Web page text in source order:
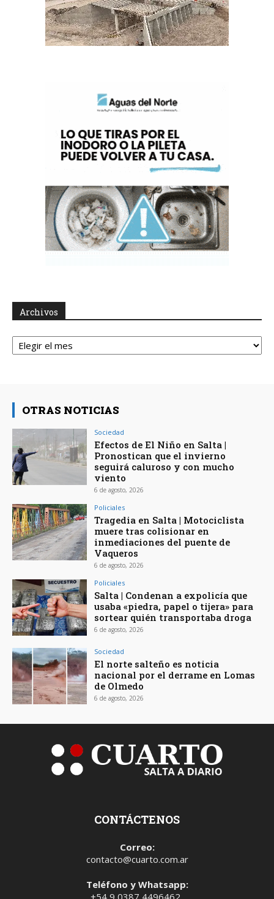
Archivos
Archivos
OTRAS NOTICIAS
Sociedad
Efectos de El Niño en Salta |
Pronostican que el invierno
seguirá caluroso y con mucho
viento
6 de agosto, 2026
Policiales
Tragedia en Salta | Motociclista
muere tras colisionar en
inmediaciones del puente de
Vaqueros
6 de agosto, 2026
Policiales
Salta | Condenan a expolicía que
usaba «piedra, papel o tijera» para
sortear quién transportaba droga
6 de agosto, 2026
Sociedad
El norte salteño es noticia
nacional por el derrame en Lomas
de Olmedo
6 de agosto, 2026
CONTÁCTENOS
Correo:
contacto@cuarto.com.ar
Teléfono y Whatsapp: